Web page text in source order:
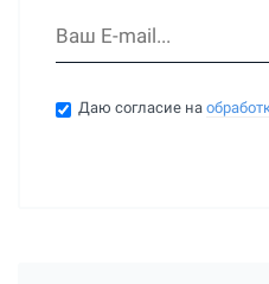
Даю согласие на